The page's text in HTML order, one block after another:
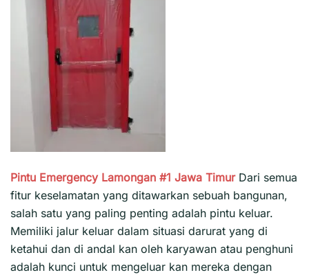
Pintu Emergency Lamongan #1 Jawa Timur Dari semua
fitur keselamatan yang ditawarkan sebuah bangunan,
salah satu yang paling penting adalah pintu keluar.
Memiliki jalur keluar dalam situasi darurat yang di
ketahui dan di andal kan oleh karyawan atau penghuni
adalah kunci untuk mengeluar kan mereka dengan